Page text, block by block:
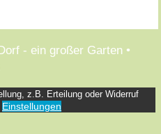
- ein großer Garten •
z.B. Erteilung oder Widerruf
Einstellungen